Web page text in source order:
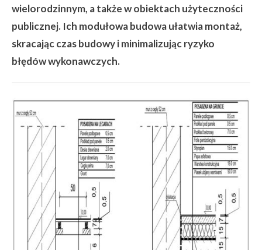
wielorodzinnym, a także w obiektach użyteczności
publicznej. Ich modułowa budowa ułatwia montaż,
skracając czas budowy i minimalizując ryzyko
błędów wykonawczych.